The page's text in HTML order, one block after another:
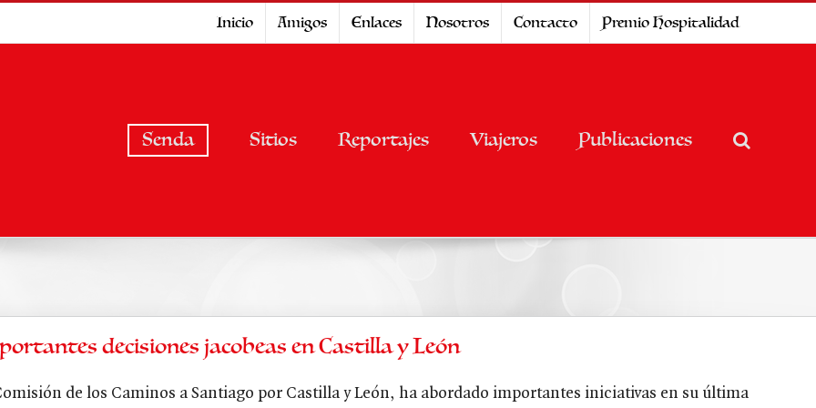
Inicio Amigos Enlaces Nosotros Contacto Premio Hospitalidad
Senda Sitios Reportajes Viajeros Publicaciones
decisiones jacobeas en Castilla y León
de los Caminos a Santiago por Castilla y León, ha abordado importantes iniciativas en su última